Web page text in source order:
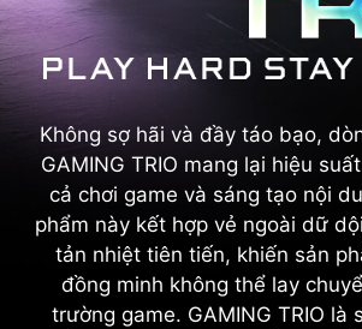
Không sợ hãi và đầy táo bạo,
GAMING TRIO mang lại hiệu
cả chơi game và sáng tạo nội
phẩm này kết hợp vẻ ngoài dữ
tản nhiệt tiên tiến, khiến sản
đồng minh không thể lay
trường game. GAMING TRIO là